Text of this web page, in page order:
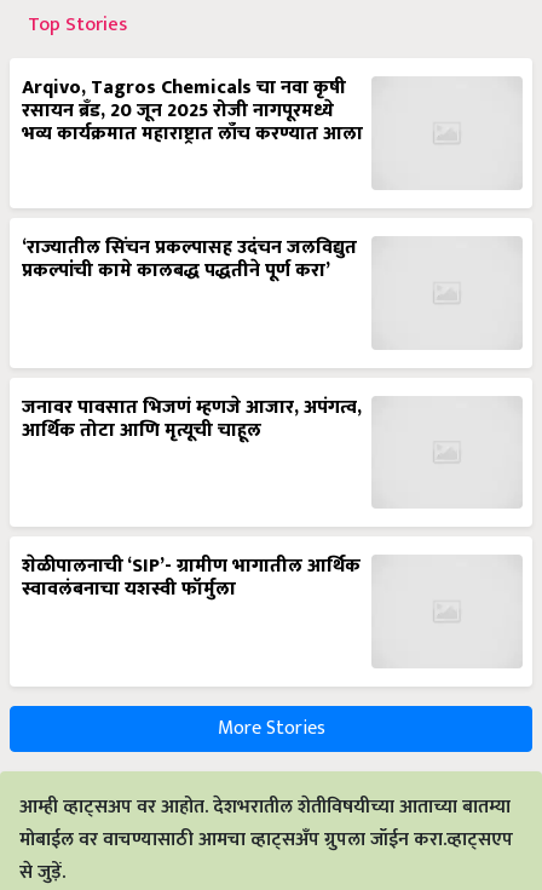
Top Stories
Arqivo, Tagros Chemicals चा नवा कृषी
रसायन ब्रँड, 20 जून 2025 रोजी नागपूरमध्ये
भव्य कार्यक्रमात महाराष्ट्रात लाँच करण्यात आला
‘राज्यातील सिंचन प्रकल्पासह उदंचन जलविद्युत
प्रकल्पांची कामे कालबद्ध पद्धतीने पूर्ण करा’
जनावर पावसात भिजणं म्हणजे आजार, अपंगत्व,
आर्थिक तोटा आणि मृत्यूची चाहूल
शेळीपालनाची ‘SIP’- ग्रामीण भागातील आर्थिक
स्वावलंबनाचा यशस्वी फॉर्मुला
More Stories
आम्ही व्हाट्सअप वर आहोत. देशभरातील शेतीविषयीच्या आताच्या बातम्या
मोबाईल वर वाचण्यासाठी आमचा व्हाट्सअँप ग्रुपला जॉईन करा.व्हाट्सएप
से जुड़ें.